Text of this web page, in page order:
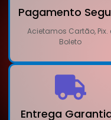
Pagamento
Acietamos Cartão, Pix.
Boleto
Entrega